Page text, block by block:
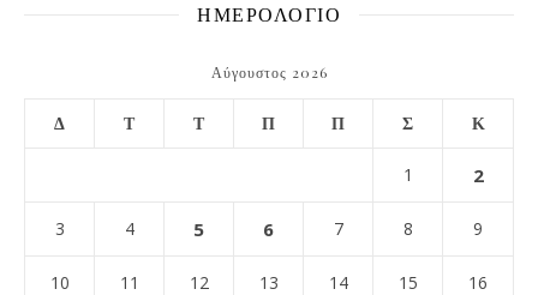
ΗΜΕΡΟΛΟΓΙΟ
Αύγουστος 2026
Δ Τ Τ Π Π Σ Κ
1 2
3 4 5 6 7 8 9
10 11 12 13 14 15 16